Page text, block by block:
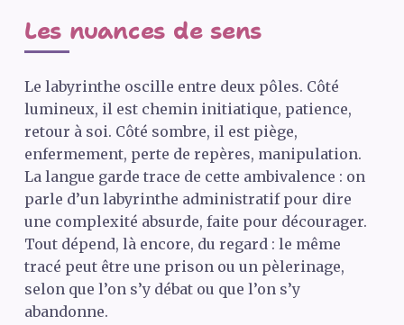
Les nuances de sens
Le labyrinthe oscille entre deux pôles. Côté
lumineux, il est chemin initiatique, patience,
retour à soi. Côté sombre, il est piège,
enfermement, perte de repères, manipulation.
La langue garde trace de cette ambivalence : on
parle d’un labyrinthe administratif pour dire
une complexité absurde, faite pour décourager.
Tout dépend, là encore, du regard : le même
tracé peut être une prison ou un pèlerinage,
selon que l’on s’y débat ou que l’on s’y
abandonne.